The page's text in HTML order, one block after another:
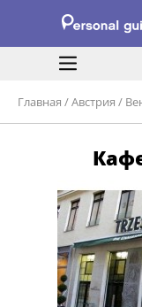
Главная /Австрия /